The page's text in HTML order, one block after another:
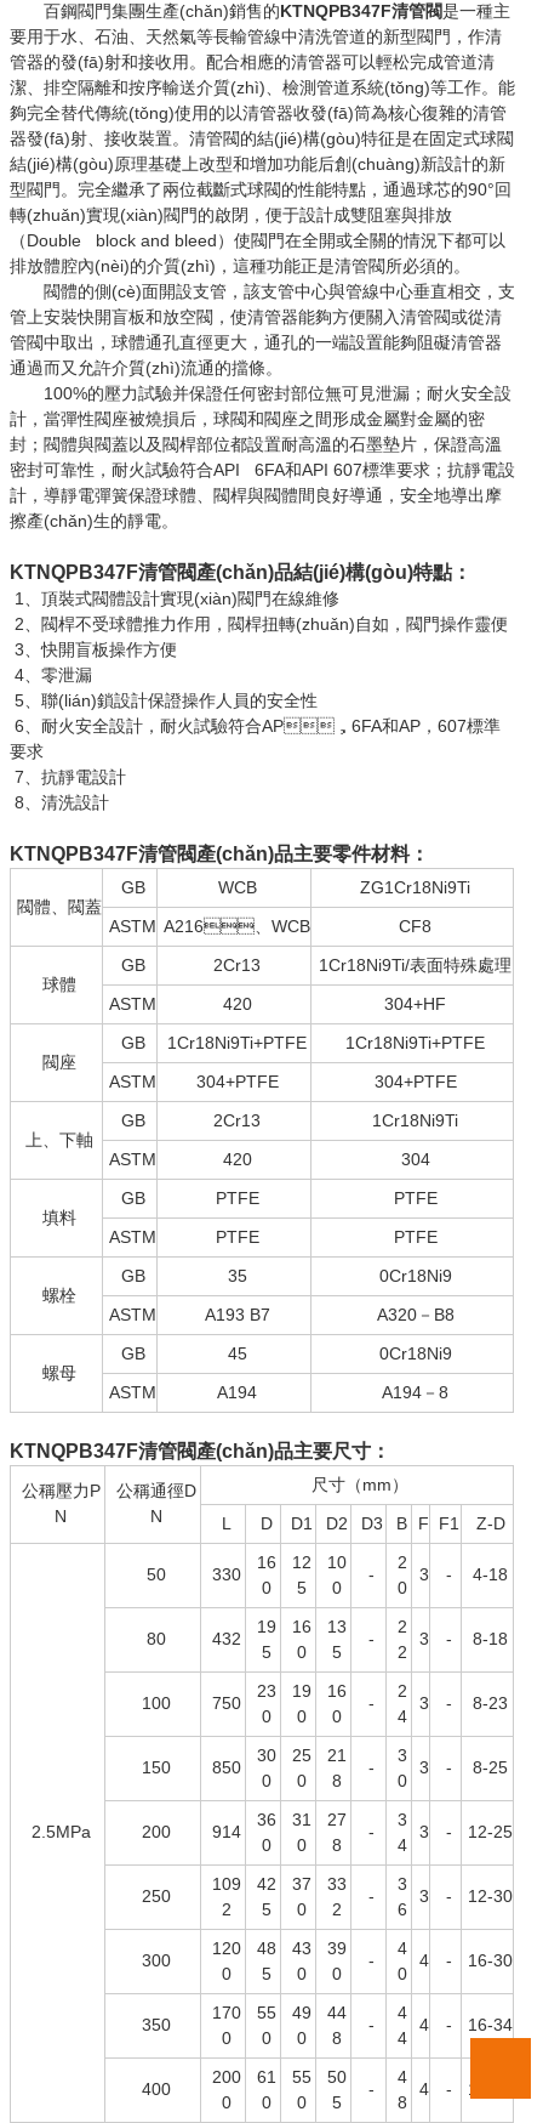
百鋼閥門集團生產(chǎn)銷售的KTNQPB347F清管閥是一種主
要用于水、石油、天然氣等長輸管線中清洗管道的新型閥門，作清
管器的發(fā)射和接收用。配合相應的清管器可以輕松完成管道清
潔、排空隔離和按序輸送介質(zhì)、檢測管道系統(tǒng)等工作。能
夠完全替代傳統(tǒng)使用的以清管器收發(fā)筒為核心復雜的清管
器發(fā)射、接收裝置。清管閥的結(jié)構(gòu)特征是在固定式球閥
結(jié)構(gòu)原理基礎上改型和增加功能后創(chuàng)新設計的新
型閥門。完全繼承了兩位截斷式球閥的性能特點，通過球芯的90°回
轉(zhuǎn)實現(xiàn)閥門的啟閉，便于設計成雙阻塞與排放
（Double block and bleed）使閥門在全開或全關的情況下都可以
排放體腔內(nèi)的介質(zhì)，這種功能正是清管閥所必須的。
閥體的側(cè)面開設支管，該支管中心與管線中心垂直相交，支
管上安裝快開盲板和放空閥，使清管器能夠方便關入清管閥或從清
管閥中取出，球體通孔直徑更大，通孔的一端設置能夠阻礙清管器
通過而又允許介質(zhì)流通的擋條。
100%的壓力試驗并保證任何密封部位無可見泄漏；耐火安全設
計，當彈性閥座被燒損后，球閥和閥座之間形成金屬對金屬的密
封；閥體與閥蓋以及閥桿部位都設置耐高溫的石墨墊片，保證高溫
密封可靠性，耐火試驗符合API 6FA和API 607標準要求；抗靜電設
計，導靜電彈簧保證球體、閥桿與閥體間良好導通，安全地導出摩
擦產(chǎn)生的靜電。
KTNQPB347F清管閥產(chǎn)品結(jié)構(gòu)特點：
1、頂裝式閥體設計實現(xiàn)閥門在線維修
2、閥桿不受球體推力作用，閥桿扭轉(zhuǎn)自如，閥門操作靈便
3、快開盲板操作方便
4、零泄漏
5、聯(lián)鎖設計保證操作人員的安全性
6、耐火安全設計，耐火試驗符合AP，6FA和AP，607標準
要求
7、抗靜電設計
8、清洗設計
KTNQPB347F清管閥產(chǎn)品主要零件材料：
閥體、閥蓋
GB WCB
ZG1Cr18Ni9Ti
ASTM A216、WCB CF8
球體
GB 2Cr13
1Cr18Ni9Ti/表面特殊處理
ASTM
420 304+HF
閥座
GB 1Cr18Ni9Ti+PTFE
1Cr18Ni9Ti+PTFE
ASTM
304+PTFE 304+PTFE
上、下軸
GB 2Cr13
1Cr18Ni9Ti
ASTM
420 304
填料
GB PTFE
PTFE
ASTM
PTFE PTFE
螺栓
GB 35
0Cr18Ni9
ASTM
A193 B7 A320－B8
螺母
GB 45
0Cr18Ni9
ASTM
A194 A194－8
KTNQPB347F清管閥產(chǎn)品主要尺寸：
公稱壓力P
N
公稱通徑D
N
尺寸（mm）
L
D D1 D2 D3 B F F1 Z-D
2.5MPa
50 330
16
0
12
5
10
0
-
2
0
3 - 4-18
80 432
19
5
16
0
13
5
-
2
2
3 - 8-18
100 750
23
0
19
0
16
0
-
2
4
3 - 8-23
150 850
30
0
25
0
21
8
-
3
0
3 - 8-25
200 914
36
0
31
0
27
8
-
3
4
3 - 12-25
250
109
2
42
5
37
0
33
2
-
3
6
3 - 12-30
300
120
0
48
5
43
0
39
0
-
4
0
4 - 16-30
350
170
0
55
0
49
0
44
8
-
4
4
4 - 16-34
400
200
0
61
0
55
0
50
5
-
4
8
4 - 16-34